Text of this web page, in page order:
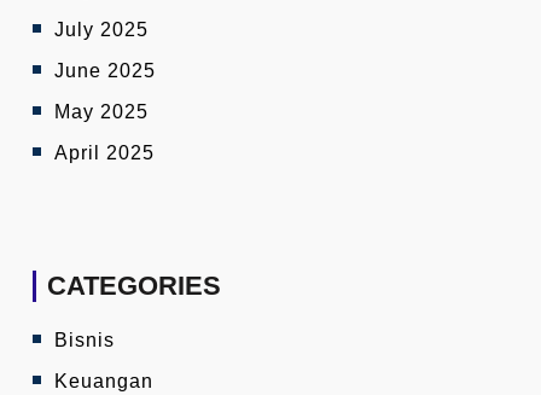
July 2025
June 2025
May 2025
April 2025
CATEGORIES
Bisnis
Keuangan